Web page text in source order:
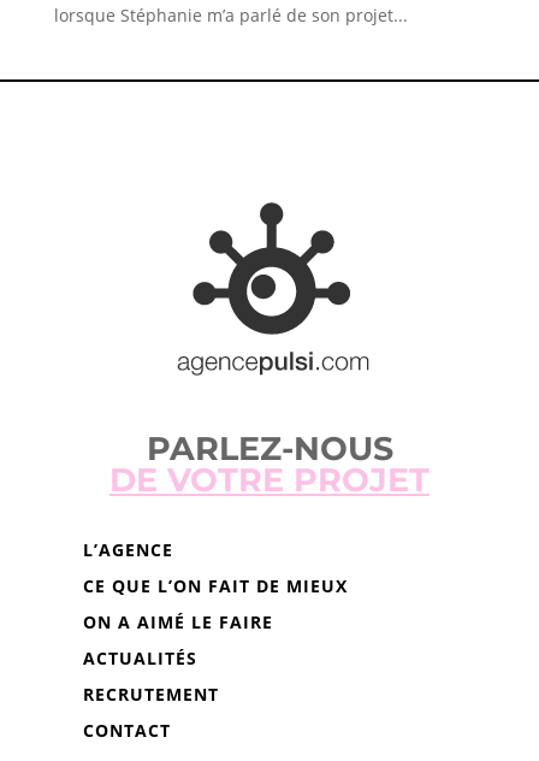
lorsque Stéphanie m’a parlé de son projet...
PARLEZ-NOUS
DE VOTRE PROJET
L’AGENCE
CE QUE L’ON FAIT DE MIEUX
ON A AIMÉ LE FAIRE
ACTUALITÉS
RECRUTEMENT
CONTACT